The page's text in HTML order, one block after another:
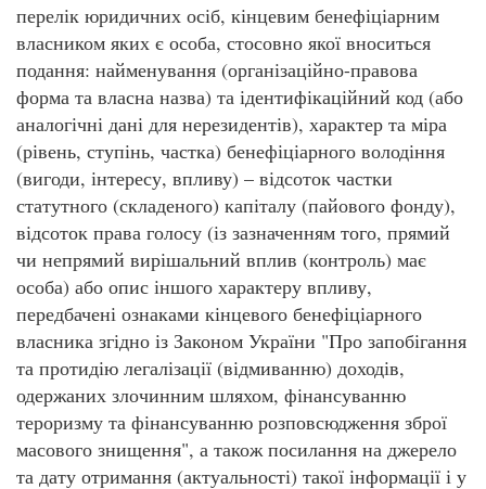
перелік юридичних осіб, кінцевим бенефіціарним
власником яких є особа, стосовно якої вноситься
подання: найменування (організаційно-правова
форма та власна назва) та ідентифікаційний код (або
аналогічні дані для нерезидентів), характер та міра
(рівень, ступінь, частка) бенефіціарного володіння
(вигоди, інтересу, впливу) – відсоток частки
статутного (складеного) капіталу (пайового фонду),
відсоток права голосу (із зазначенням того, прямий
чи непрямий вирішальний вплив (контроль) має
особа) або опис іншого характеру впливу,
передбачені ознаками кінцевого бенефіціарного
власника згідно із Законом України "Про запобігання
та протидію легалізації (відмиванню) доходів,
одержаних злочинним шляхом, фінансуванню
тероризму та фінансуванню розповсюдження зброї
масового знищення", а також посилання на джерело
та дату отримання (актуальності) такої інформації і у